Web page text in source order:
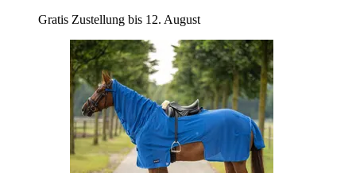
Gratis Zustellung bis 12. August